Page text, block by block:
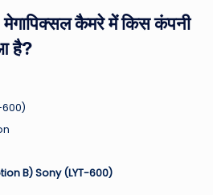
कैमरे में किस कंपनी
है?
600)
B) Sony (LYT-600)